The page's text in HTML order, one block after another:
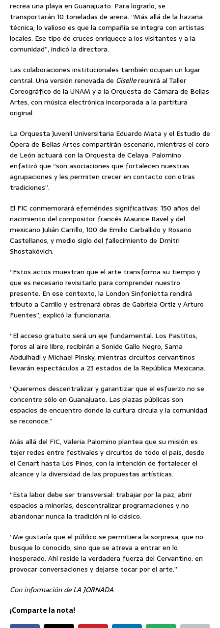
recrea una playa en Guanajuato. Para lograrlo, se
transportarán 10 toneladas de arena. “Más allá de la hazaña
técnica, lo valioso es que la compañía se integra con artistas
locales. Ese tipo de cruces enriquece a los visitantes y a la
comunidad”, indicó la directora.
Las colaboraciones institucionales también ocupan un lugar
central. Una versión renovada de Gisellereunirá al Taller
Coreográfico de la UNAM y a la Orquesta de Cámara de Bellas
Artes, con música electrónica incorporada a la partitura
original.
La Orquesta Juvenil Universitaria Eduardo Mata y el Estudio de
Ópera de Bellas Artes compartirán escenario, mientras el coro
de León actuará con la Orquesta de Celaya. Palomino
enfatizó que “son asociaciones que fortalecen nuestras
agrupaciones y les permiten crecer en contacto con otras
tradiciones”.
El FIC conmemorará efemérides significativas: 150 años del
nacimiento del compositor francés Maurice Ravel y del
mexicano Julián Carrillo, 100 de Emilio Carballido y Rosario
Castellanos, y medio siglo del fallecimiento de Dmitri
Shostakóvich.
“Estos actos muestran que el arte transforma su tiempo y
que es necesario revisitarlo para comprender nuestro
presente. En ese contexto, la London Sinfonietta rendirá
tributo a Carrillo y estrenará obras de Gabriela Ortiz y Arturo
Fuentes”, explicó la funcionaria.
“El acceso gratuito será un eje fundamental. Los Pastitos,
foros al aire libre, recibirán a Sonido Gallo Negro, Sama
Abdulhadi y Michael Pinsky, mientras circuitos cervantinos
llevarán espectáculos a 23 estados de la República Mexicana.
“Queremos descentralizar y garantizar que el esfuerzo no se
concentre sólo en Guanajuato. Las plazas públicas son
espacios de encuentro donde la cultura circula y la comunidad
se reconoce.”
Más allá del FIC, Valeria Palomino plantea que su misión es
tejer redes entre festivales y circuitos de todo el país, desde
el Cenart hasta Los Pinos, con la intención de fortalecer el
alcance y la diversidad de las propuestas artísticas.
“Esta labor debe ser transversal: trabajar por la paz, abrir
espacios a minorías, descentralizar programaciones y no
abandonar nunca la tradición ni lo clásico.
“Me gustaría que el público se permitiera la sorpresa, que no
busque lo conocido, sino que se atreva a entrar en lo
inesperado. Ahí reside la verdadera fuerza del Cervantino: en
provocar conversaciones y dejarse tocar por el arte.”
Con información de LA JORNADA
¡Comparte la nota!